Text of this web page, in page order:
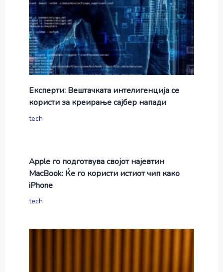
Експерти: Вештачката интелигенција се
користи за креирање сајбер напади
tech
Apple го подготвува својот најевтин
MacBook: Ќе го користи истиот чип како
iPhone
tech